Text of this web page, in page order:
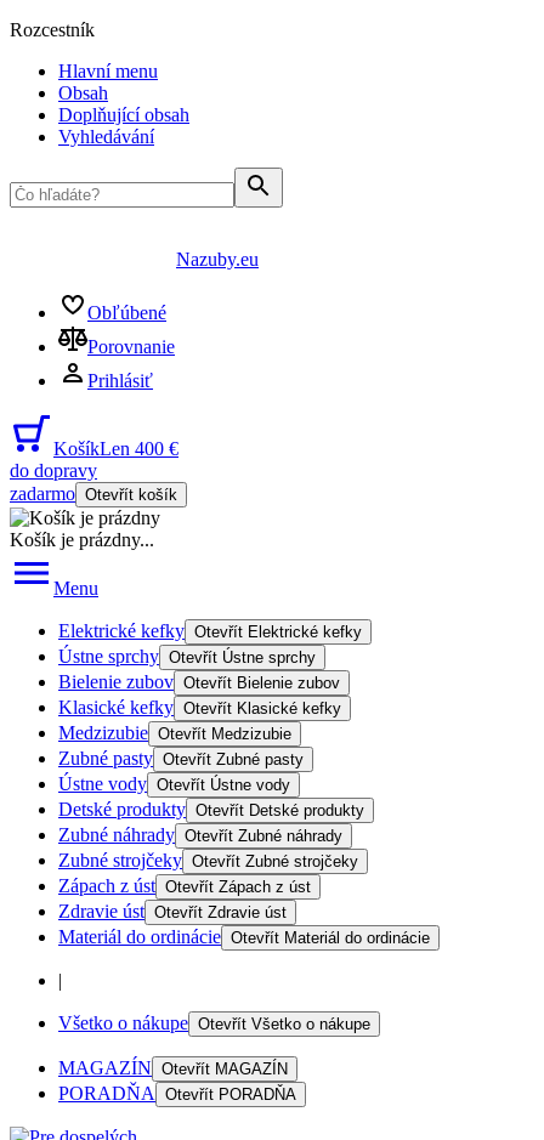
Rozcestník
Hlavní menu
Obsah
Doplňující obsah
Vyhledávání
Nazuby.eu
Obľúbené
Porovnanie
Prihlásiť
KošíkLen 400 €
do dopravy
zadarmo Otevřít košík
Košík je prázdny...
Menu
Elektrické kefky Otevřít Elektrické kefky
Ústne sprchy Otevřít Ústne sprchy
Bielenie zubov Otevřít Bielenie zubov
Klasické kefky Otevřít Klasické kefky
Medzizubie Otevřít Medzizubie
Zubné pasty Otevřít Zubné pasty
Ústne vody Otevřít Ústne vody
Detské produkty Otevřít Detské produkty
Zubné náhrady Otevřít Zubné náhrady
Zubné strojčeky Otevřít Zubné strojčeky
Zápach z úst Otevřít Zápach z úst
Zdravie úst Otevřít Zdravie úst
Materiál do ordinácie Otevřít Materiál do ordinácie
|
Všetko o nákupe Otevřít Všetko o nákupe
MAGAZÍN Otevřít MAGAZÍN
PORADŇA Otevřít PORADŇA